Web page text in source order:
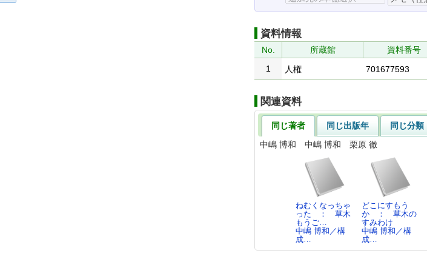
資料情報
No. 所蔵館 資料番号
1
人権 701677593
関連資料
同じ著者 同じ出版年 同じ分類
中嶋 博和 中嶋 博和 栗原 徹
ねむくなっちゃ
った ： 草木
もうご…
中嶋 博和／構
成…
どこにすもう
か ： 草木の
すみわけ
中嶋 博和／構
成…